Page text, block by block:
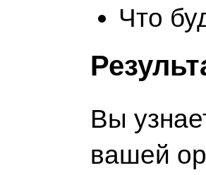
Что
Вы
вашей